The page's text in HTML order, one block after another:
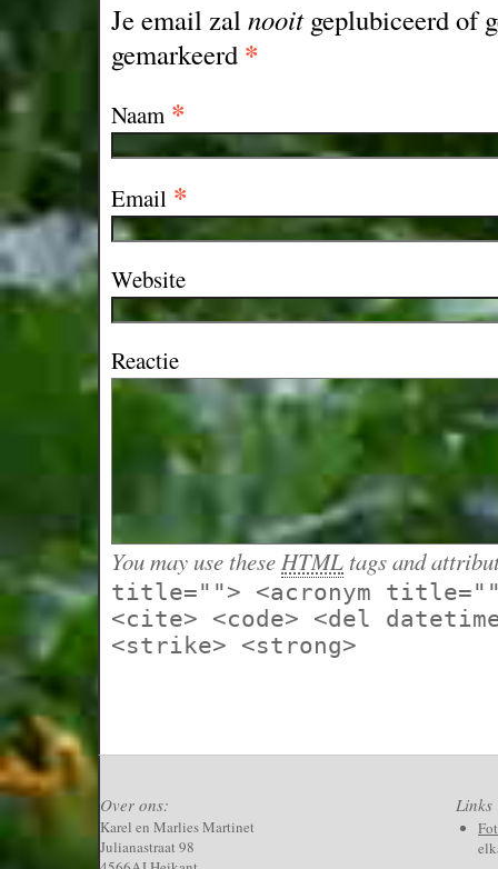
Je email zalnooitgeplubiceerd of
gemarkeerd *
Naam *
Email *
Website
Reactie
You may use theseHTML tags and
title=""> <acronym
<cite> <code> <del
<strike> <strong>
Over ons:
Karel en Marlies Martinet
Julianastraat 98
Links